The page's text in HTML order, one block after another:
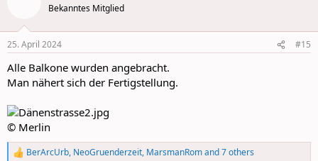
s
Bekanntes Mitglied
25. April 2024 #15
Alle Balkone wurden angebracht.
Man nähert sich der Fertigstellung.
© Merlin
R
BerArcUrb, NeoGruenderzeit, MarsmanRomand 7 others